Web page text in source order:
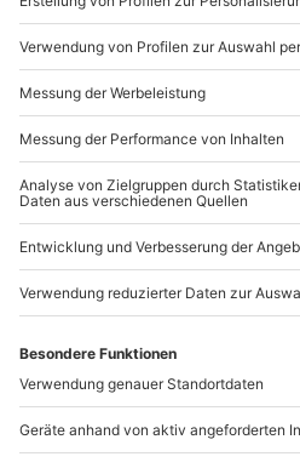
Artikelnummer:53738
Andere Produkte
Krav Maga Seminar für
Frauen Ennepetal